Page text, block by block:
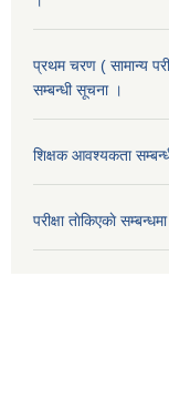
प्रथम चरण ( सामान्य
सम्बन्धी सूचना ।
शिक्षक आवश्यकता
परीक्षा ताेकिएकाे